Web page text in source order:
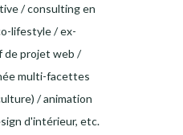
/ consulting en
lifestyle / ex-
de projet web /
multi-facettes
/ animation
d'intérieur, etc.